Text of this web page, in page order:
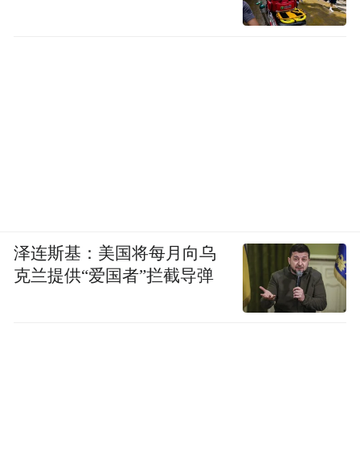
泽连斯基：美国将每月向乌
克兰提供“爱国者”拦截导弹